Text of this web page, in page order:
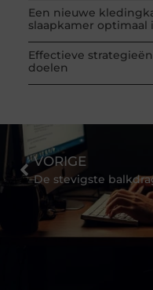
Een nieuwe
slaapkamer optimaal
Effectieve
doelen
VORIGE